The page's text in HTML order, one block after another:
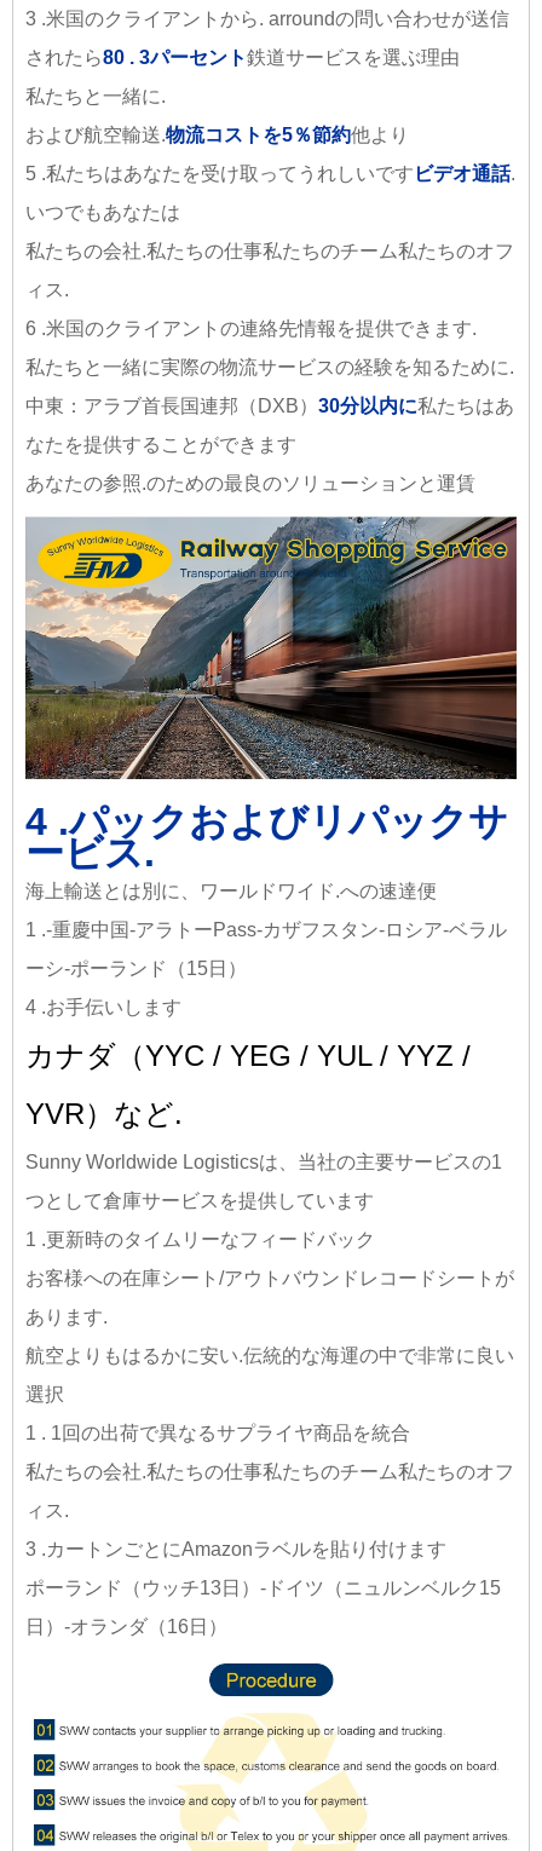
3 .米国のクライアントから. arroundの問い合わせが送信
されたら80 . 3パーセント鉄道サービスを選ぶ理由
私たちと一緒に.
および航空輸送.物流コストを5％節約他より
5 .私たちはあなたを受け取ってうれしいです ビデオ通話.
いつでもあなたは
私たちの会社.私たちの仕事私たちのチーム私たちのオフ
ィス.
6 .米国のクライアントの連絡先情報を提供できます.
私たちと一緒に実際の物流サービスの経験を知るために.
中東：アラブ首長国連邦（DXB） 30分以内に私たちはあ
なたを提供することができます
あなたの参照.のための最良のソリューションと運賃
4 .パックおよびリパックサ
ービス.
海上輸送とは別に、ワールドワイド.への速達便
1 .-重慶中国-アラトーPass-カザフスタン-ロシア-ベラル
ーシ-ポーランド（15日）
4 .お手伝いします
カナダ（YYC / YEG / YUL / YYZ /
YVR）など.
Sunny Worldwide Logisticsは、当社の主要サービスの1
つとして倉庫サービスを提供しています
1 .更新時のタイムリーなフィードバック
お客様への在庫シート/アウトバウンドレコードシートが
あります.
航空よりもはるかに安い.伝統的な海運の中で非常に良い
選択
1 . 1回の出荷で異なるサプライヤ商品を統合
私たちの会社.私たちの仕事私たちのチーム私たちのオフ
ィス.
3 .カートンごとにAmazonラベルを貼り付けます
ポーランド（ウッチ13日）-ドイツ（ニュルンベルク15
日）-オランダ（16日）